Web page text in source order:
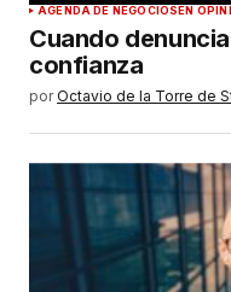
AGENDA DE NEGOCIOSEN
Cuando
confianza
por Octavio de la Torre de